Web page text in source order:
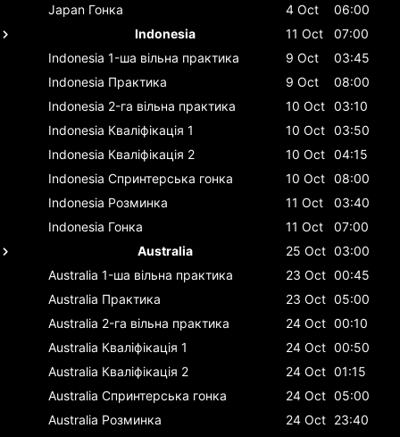
Japan Гонка 4 Oct
06:00
Indonesia
11 Oct
07:00
Indonesia 1-ша вільна практика 9 Oct
03:45
Indonesia Практика 9 Oct
08:00
Indonesia 2-га вільна практика 10 Oct 03:10
Indonesia Кваліфікація 1 10 Oct 03:50
Indonesia Кваліфікація 2 10 Oct 04:15
Indonesia Спринтерська гонка 10 Oct 08:00
Indonesia Розминка 11 Oct
03:40
Indonesia Гонка 11 Oct
07:00
Australia
25 Oct 03:00
Australia 1-ша вільна практика 23 Oct 00:45
Australia Практика 23 Oct 05:00
Australia 2-га вільна практика 24 Oct 00:10
Australia Кваліфікація 1 24 Oct 00:50
Australia Кваліфікація 2 24 Oct 01:15
Australia Спринтерська гонка 24 Oct 05:00
Australia Розминка 24 Oct 23:40